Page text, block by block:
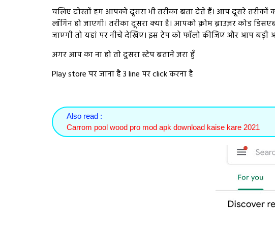
चलिए दोस्तों हम आपको दूसरा भी तरीका बता देते हैं। आप दूसरे
लॉगिन हो जाएगी। तरीका दूसरा क्या है। आपको क्रोम ब्राउज़र
जाएगी तो यहां पर नीचे देखिए। इस टेप को फॉलो कीजिए और आप
अगर आप का ना हो तो दुसरा स्टेप बताने जरा हुँ
Play store पर जाना है 3 line पर click करना है
Also read :
Carrom pool wood pro mod apk download kaise kare 2021